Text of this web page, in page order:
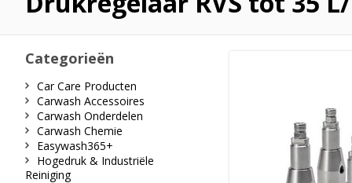
Categorieën
Car Care Producten
Carwash Accessoires
Carwash Onderdelen
Carwash Chemie
Easywash365+
Hogedruk & Industriële
Reiniging